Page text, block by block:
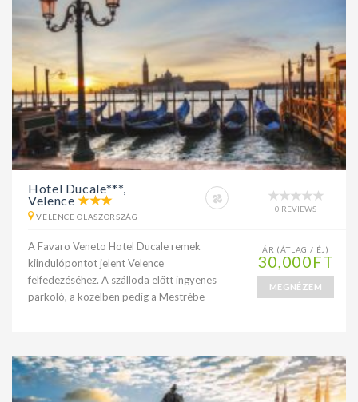
Hotel Ducale***,
Velence
VELENCE OLASZORSZÁG
0 REVIEWS
A Favaro Veneto Hotel Ducale remek
kiindulópontot jelent Velence
felfedezéséhez. A szálloda előtt ingyenes
parkoló, a közelben pedig a Mestrébe
ÁR (ÁTLAG / ÉJ)
30,000FT
MEGNÉZEM